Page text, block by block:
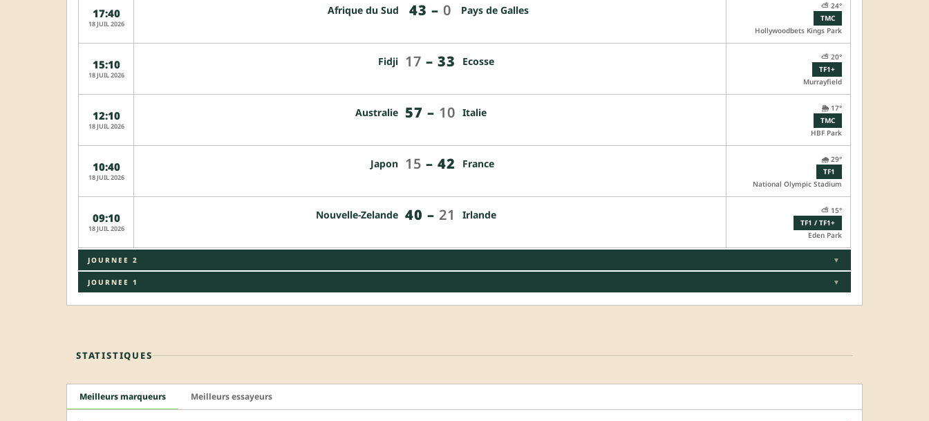
17:40
18 JUIL 2026
Afrique du Sud 43 – 0 Pays de Galles
⛅ 24°
TMC
Hollywoodbets Kings Park
15:10
18 JUIL 2026
Fidji 17 – 33 Ecosse
⛅ 20°
TF1+
Murrayfield
12:10
18 JUIL 2026
Australie 57 – 10 Italie
🌦️ 17°
TMC
HBF Park
10:40
18 JUIL 2026
Japon 15 – 42 France
🌧️ 29°
TF1
National Olympic Stadium
09:10
18 JUIL 2026
Nouvelle-Zelande 40 – 21 Irlande
⛅ 15°
TF1 / TF1+
Eden Park
JOURNEE 2 ▼
JOURNEE 1 ▼
STATISTIQUES
Meilleurs marqueurs Meilleurs essayeurs